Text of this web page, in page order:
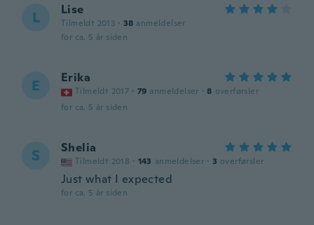
L Lise
Tilmeldt 2013 · 38 anmeldelser
for ca. 5 år siden
E Erika
Tilmeldt 2017 · 79 anmeldelser · 8 overførsler
for ca. 5 år siden
S Shelia
Tilmeldt 2018 · 143 anmeldelser · 3 overførsler
Just what I expected
for ca. 5 år siden